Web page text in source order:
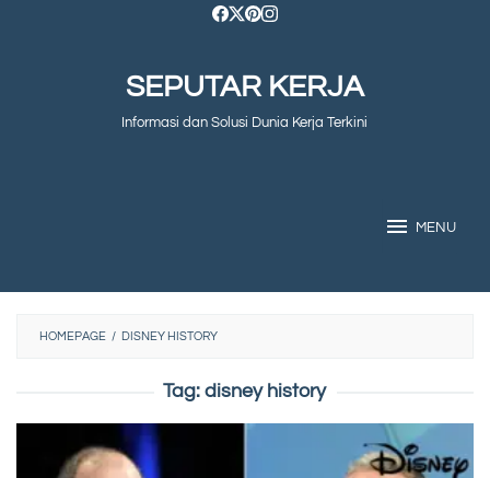
SEPUTAR KERJA
Informasi dan Solusi Dunia Kerja Terkini
MENU
HOMEPAGE / DISNEY HISTORY
Tag:disney history